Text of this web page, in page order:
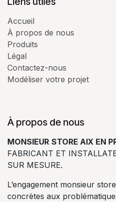
Accueil
À propos de nous
Produits
Légal
Contactez-nous
Modéliser votre projet
À propos de nous
MONSIEUR STORE AIX EN
FABRICANT ET
SUR MESURE.
L’engagement monsieur
concrètes aux